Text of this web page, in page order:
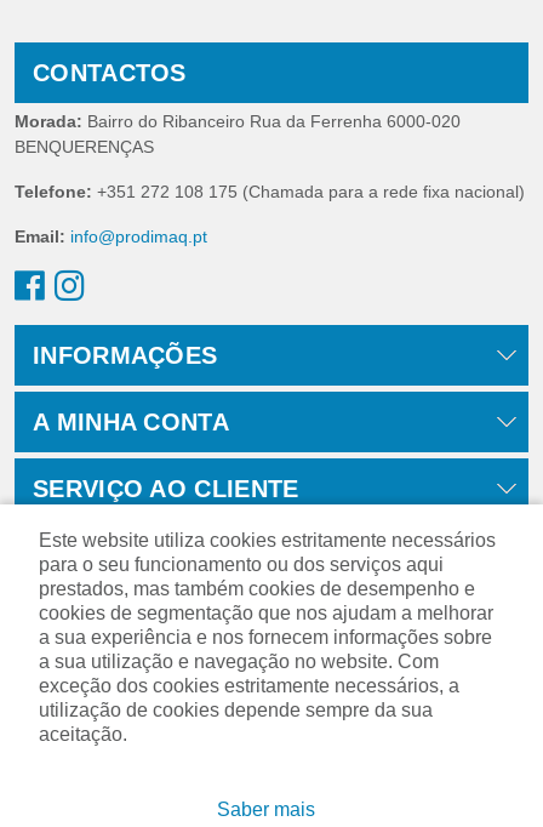
CONTACTOS
Morada: Bairro do Ribanceiro Rua da Ferrenha 6000-020
BENQUERENÇAS
Telefone: +351 272 108 175 (Chamada para a rede fixa nacional)
Email: info@prodimaq.pt
INFORMAÇÕES
A MINHA CONTA
SERVIÇO AO CLIENTE
Este website utiliza cookies estritamente necessários
para o seu funcionamento ou dos serviços aqui
prestados, mas também cookies de desempenho e
cookies de segmentação que nos ajudam a melhorar
a sua experiência e nos fornecem informações sobre
a sua utilização e navegação no website. Com
exceção dos cookies estritamente necessários, a
utilização de cookies depende sempre da sua
aceitação.
Saber mais